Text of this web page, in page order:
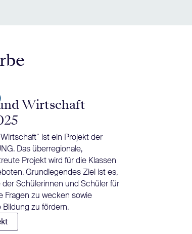
Wirtschaft
ist ein Projekt der
Das überregionale,
Projekt wird für die Klassen
Grundlegendes Ziel ist es,
Schülerinnen und Schüler für
Fragen zu wecken sowie
zu fördern.